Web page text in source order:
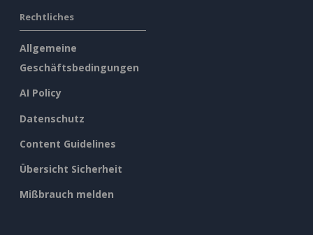
Rechtliches
Allgemeine
Geschäftsbedingungen
AI Policy
Datenschutz
Content Guidelines
Übersicht Sicherheit
Mißbrauch melden